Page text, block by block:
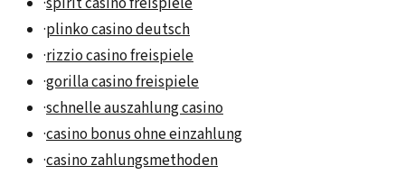
·plinko casino deutsch
·rizzio casino freispiele
·gorilla casino freispiele
·schnelle auszahlung casino
·casino bonus ohne einzahlung
·casino zahlungsmethoden